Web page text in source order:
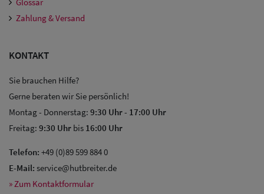
Sale: Caps
Zahlung & Versand
KONTAKT
Sie brauchen Hilfe?
Gerne beraten wir Sie persönlich!
Montag - Donnerstag: 9:30 Uhr- 17:00 Uhr
Freitag: 9:30 Uhr bis 16:00 Uhr
Telefon: +49 (0)89 599 884 0
E-Mail: service@hutbreiter.de
» Zum Kontaktformular